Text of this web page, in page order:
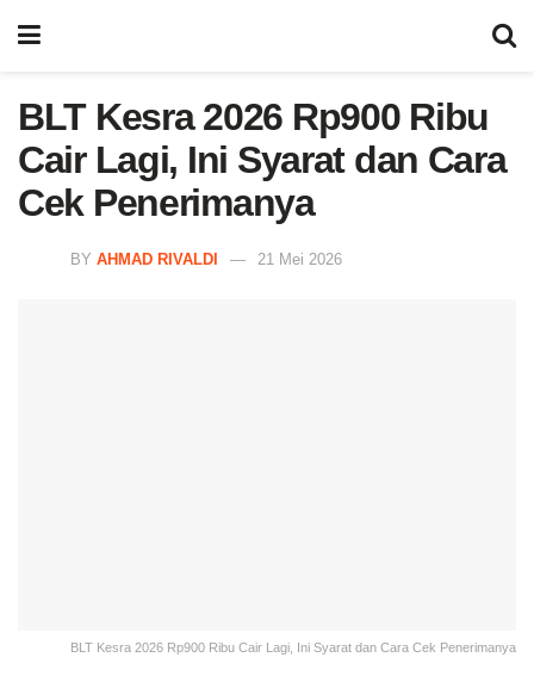
BLT Kesra 2026 Rp900 Ribu
Cair Lagi, Ini Syarat dan Cara
Cek Penerimanya
BY AHMAD RIVALDI 21 Mei 2026
BLT Kesra 2026 Rp900 Ribu Cair Lagi, Ini Syarat dan Cara Cek Penerimanya